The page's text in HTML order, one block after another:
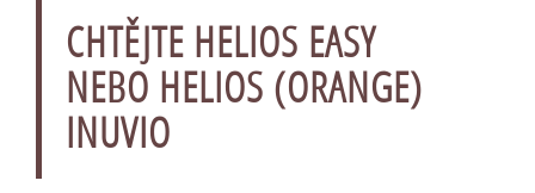
CHTĚJTE HELIOS EASY
NEBO HELIOS (ORANGE)
INUVIO